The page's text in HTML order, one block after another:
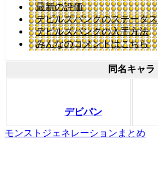
最新の評価
デビルズパンクのステータス
デビルズパンクの入手方法
みんなのコメントはこちら
同名キャラ
デビパン
モンストジェネレーションまとめ